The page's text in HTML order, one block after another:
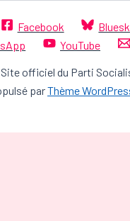
Facebook
YouTube
officiel du Parti
parThème